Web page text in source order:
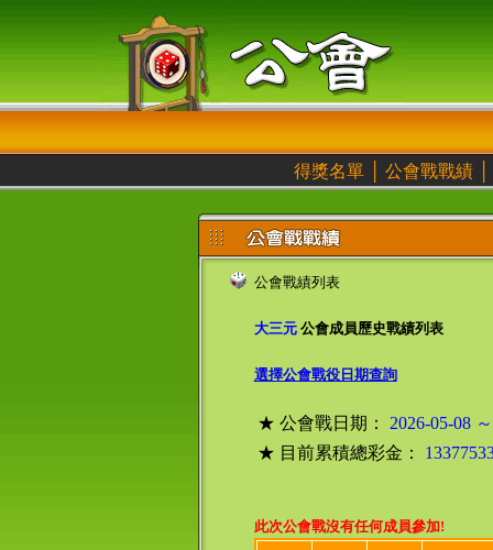
得獎名單│ 公會戰戰績│
公會戰績列表
大三元公會成員歷史戰績列表
選擇公會戰役日期查詢
★ 公會戰日期：
2026-05-08
★ 目前累積總彩金：
此次公會戰沒有任何成員參加!